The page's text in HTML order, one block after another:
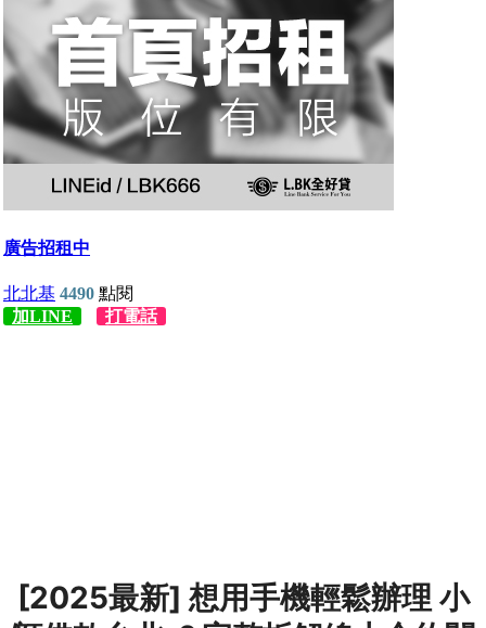
[2025最新] 想用手機輕鬆辦理 小